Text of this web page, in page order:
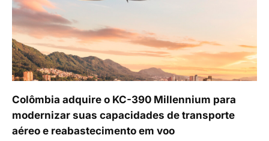
Colômbia adquire o KC-390 Millennium para
modernizar suas capacidades de transporte
aéreo e reabastecimento em voo